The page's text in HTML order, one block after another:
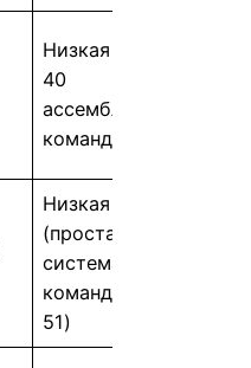
Низкая (всего
40
ассемблерных
команд)
Низкая
(простая
система
команд MCS-
51)